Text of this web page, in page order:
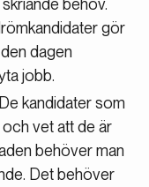
behov.
gör
dagen
jobb.
kandidater som
vet att de är
behöver man
Det behöver